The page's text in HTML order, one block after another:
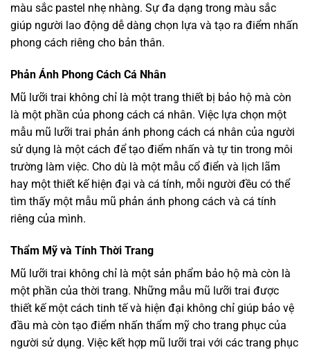
màu sắc pastel nhẹ nhàng. Sự đa dạng trong màu sắc
giúp người lao động dễ dàng chọn lựa và tạo ra điểm nhấn
phong cách riêng cho bản thân.
Phản Ánh Phong Cách Cá Nhân
Mũ lưỡi trai không chỉ là một trang thiết bị bảo hộ mà còn
là một phần của phong cách cá nhân. Việc lựa chọn một
mẫu mũ lưỡi trai phản ánh phong cách cá nhân của người
sử dụng là một cách để tạo điểm nhấn và tự tin trong môi
trường làm việc. Cho dù là một mẫu cổ điển và lịch lãm
hay một thiết kế hiện đại và cá tính, mỗi người đều có thể
tìm thấy một mẫu mũ phản ánh phong cách và cá tính
riêng của mình.
Thẩm Mỹ và Tính Thời Trang
Mũ lưỡi trai không chỉ là một sản phẩm bảo hộ mà còn là
một phần của thời trang. Những mẫu mũ lưỡi trai được
thiết kế một cách tinh tế và hiện đại không chỉ giúp bảo vệ
đầu mà còn tạo điểm nhấn thẩm mỹ cho trang phục của
người sử dụng. Việc kết hợp mũ lưỡi trai với các trang phục